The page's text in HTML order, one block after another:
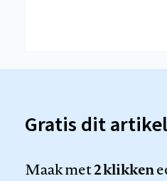
Gratis dit
Maak met2 klikken